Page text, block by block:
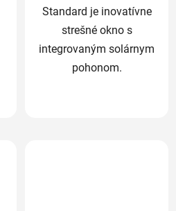
Standard je inovatívne
strešné okno s
integrovaným solárnym
pohonom.